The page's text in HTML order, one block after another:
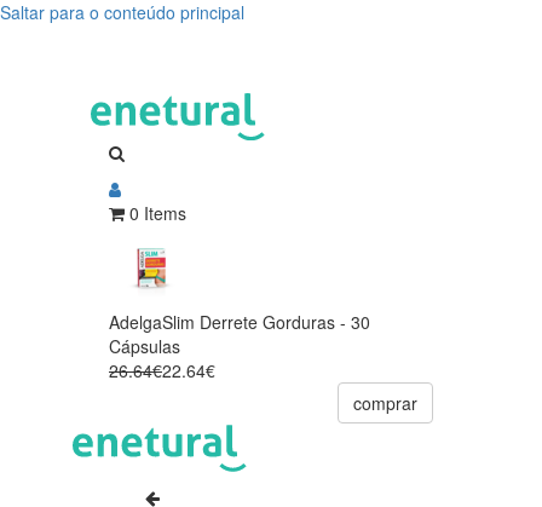
Saltar para o conteúdo principal
0 Items
AdelgaSlim Derrete Gorduras - 30
Cápsulas
26.64€22.64€
comprar